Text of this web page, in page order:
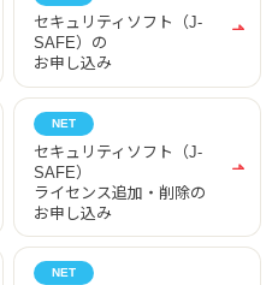
セキュリティソフト（J-
SAFE）の
お申し込み
セキュリティソフト（J-
SAFE）
ライセンス追加・削除の
お申し込み